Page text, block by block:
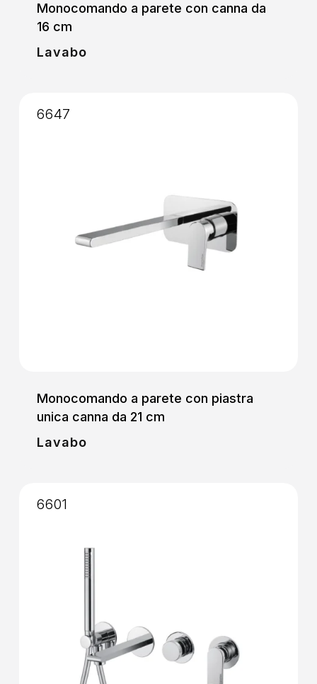
Monocomando a parete con canna da
16 cm
Lavabo
Monocomando a parete con piastra
unica canna da 21 cm
Lavabo
6647
6601